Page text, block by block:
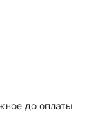
до оплаты